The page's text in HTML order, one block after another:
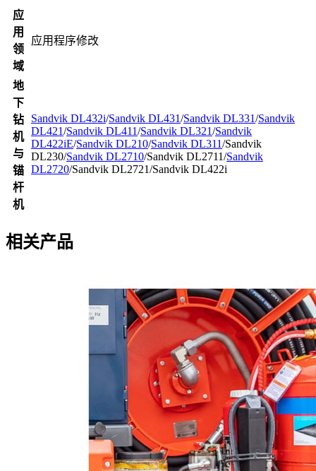
应
用
领
域
应用程序修改
地
下
钻
机
与
锚
杆
机
Sandvik DL432i/Sandvik DL431/Sandvik DL331/Sandvik
DL421/Sandvik DL411/Sandvik DL321/Sandvik
DL422iE/Sandvik DL210/Sandvik DL311/Sandvik
DL230/Sandvik DL2710/Sandvik DL2711/Sandvik
DL2720/Sandvik DL2721/Sandvik DL422i
相关产品